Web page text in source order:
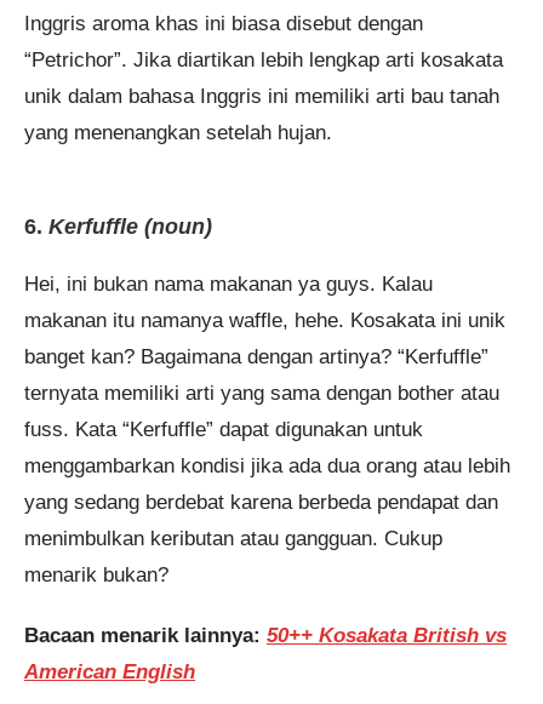
Inggris aroma khas ini biasa disebut dengan
“Petrichor”. Jika diartikan lebih lengkap arti kosakata
unik dalam bahasa Inggris ini memiliki arti bau tanah
yang menenangkan setelah hujan.
6. Kerfuffle (noun)
Hei, ini bukan nama makanan ya guys. Kalau
makanan itu namanya waffle, hehe. Kosakata ini unik
banget kan? Bagaimana dengan artinya? “Kerfuffle”
ternyata memiliki arti yang sama dengan bother atau
fuss. Kata “Kerfuffle” dapat digunakan untuk
menggambarkan kondisi jika ada dua orang atau lebih
yang sedang berdebat karena berbeda pendapat dan
menimbulkan keributan atau gangguan. Cukup
menarik bukan?
Bacaan menarik lainnya: 50++ Kosakata British vs
American English